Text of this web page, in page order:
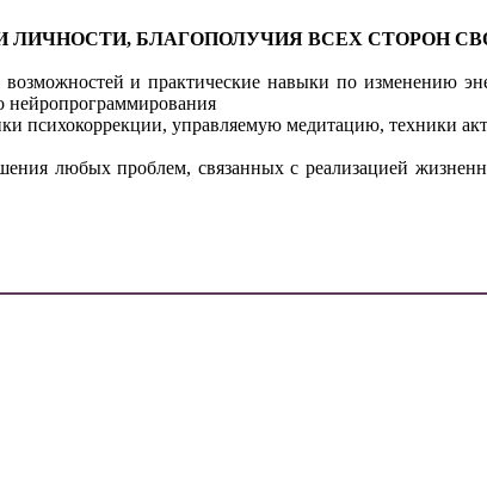
БЛАГОПОЛУЧИЯ ВСЕХ СТОРОН
и практические навыки по изменению
нейропрограммирования
психокоррекции, управляемую медитацию, техники
любых проблем, связанных с реализацией